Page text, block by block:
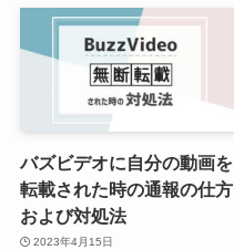
バズビデオに自分の動画を
転載された時の通報の仕方
および対処法
2023年4月15日